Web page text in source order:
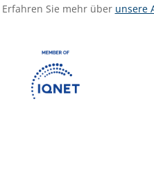
Erfahren Sie mehr über unsere